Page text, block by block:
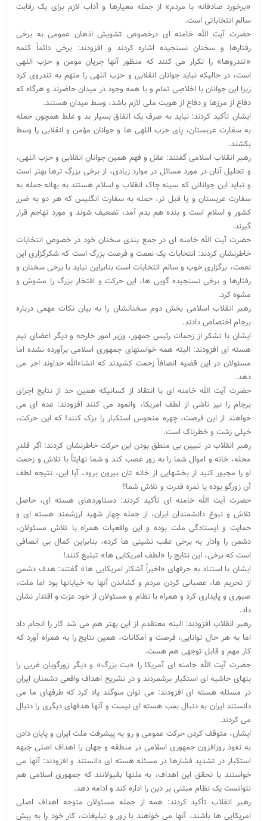
«برخورد صادقانه با مردم» از جمله معیارها و آداب لازم برای یک رقابت
سالم انتخاباتی است.
حضرت آیت الله خامنه ای درخصوص تشویش اذهان عمومی به برخی
رفتارها و سخنان نسنجیده اشاره کردند و افزودند: برخی دائماً کلمه
«تندروها» را تکرار می کنند که منظور آنها جریان مومن و حزب اللهی
است، در حالیکه نباید جوانان انقلابی و حزب اللهی را متهم به تندروی کرد
زیرا این جوانان با اخلاصِی تمام و با همه وجود در میدان حاضرند و هرگاه که
دفاع از مرزها و دفاع از هویت ملی لازم باشد، وسط میدان هستند.
ایشان تأکید کردند: نباید به صرف یک اتفاق بسیار بد و غلط همچون حمله
به سفارت عربستان، پای حزب اللهی ها و جوانان مؤمن و انقلابی را وسط
بکشند.
رهبر انقلاب اسلامی گفتند: عقل و فهم همین جوانان انقلابی و حزب اللهی،
و تحلیل آنان در مورد مسائل در موارد زیادی، از برخی بزرگ ترها بهتر است
و نباید این جوانانی که سینه چاک انقلاب و اسلام هستند به بهانه حمله به
سفارت عربستان و یا قبل تر، حمله به سفارت انگلیس که هر دو به ضرر
کشور و اسلام است و بنده هم بدم آمد، تضعیف شوند و مورد تهاجم قرار
گیرند.
حضرت آیت الله خامنه ای در جمع بندی سخنان خود در خصوص انتخابات
خاطرنشان کردند: انتخابات یک نعمت و فرصت بزرگ است که شکرگزاری این
نعمت، برگزاری خوب و سالم انتخابات است بنابراین نباید با برخی سخنان و
رفتارها و برخی نسنجیده گویی ها، این حرکت و افتخار بزرگ را مشوش و
مشوه کرد.
رهبر انقلاب اسلامی بخش دوم سخنانشان را به بیان نکات مهمی درباره
برجام اختصاص دادند.
ایشان با تشکر از زحمات رئیس جمهور، وزیر امور خارجه و دیگر اعضای تیم
هسته ای افزودند: البته همه خواستهای جمهوری اسلامی برآورده نشده اما
مسئولان در این قضیه انصافاً زحمت کشیدند که انشاءالله خداوند اجر می
دهد.
حضرت آیت الله خامنه ای با انتقاد از کسانیکه همین حد از نتایج اجرای
برجام را نیز ناشی از لطف امریکا، وانمود می کنند افزودند: عده ای می
خواهند از این فرصت، چهره منحوس استکبار را بزک کنند! که این حرکت،
خیلی زشت و خطرناک است.
رهبر انقلاب در تبیین بی منطق بودن این حرکت خاطرنشان کردند: اگر قلدرِ
محله، خانه و اموال شما را به زور غصب کند و شما نهایتاً با تلاش و زحمت
او را مجبور کنید از بخشهایی از خانه تان بیرون برود، آیا این، نتیجه لطف
آن زورگو بوده یا ثمره قدرت و تلاش شما؟
حضرت آیت الله خامنه ای تأکید کردند: دستاوردهای هسته ای، حاصل
تلاش و نبوغ دانشمندان ایران، از جمله چهار شهید ارزشمند هسته ای و
حمایت و ایستادگی ملت بوده و این واقعیات همراه با تلاش مسئولان،
دشمن را وادار به برخی عقب نشینی ها کرده، بنابراین کمال بی انصافی
است که برخی، این نتایج را «لطف امریکایی ها» تبلیغ کنند!
ایشان با استناد به حرفهای «اخیراً آشکار امریکایی ها» گفتند: هدف دشمن
از تحریم ها، عصبانی کردن مردم و کشاندن آنها به خیابانها بود اما ملت،
صبوری و پایداری کرد و همراه با نظام و مسئولان از خود عزت و اقتدار نشان
داد.
رهبر انقلاب افزودند: البته معتقدم از این بهتر هم می شد کار را انجام داد
اما به هر حال توانایی، فرصت و امکانات، همین نتایج را به همراه آورد که
کار مهم و قابل توجهی هم هست.
حضرت آیت الله خامنه ای آمریکا را «بت بزرگ» و دیگر زورگویان غربی را
بتهای حاشیه ای استکبار برشمردند و در تشریح اهداف واقعی دشمنان ایران
در مسئله هسته ای افزودند: می توان سوگند یاد کرد که طرفهای ما می
دانستند ایران به دنبال بمب هسته ای نیست و آنها هدفهای دیگری را دنبال
می کردند.
ایشان، متوقف کردن حرکت عمومی و رو به پیشرفت ملت ایران و پایان دادن
به نفوذ روزافزون جمهوری اسلامی در منطقه و جهان را اهداف اصلی جبهه
استکبار در تشدید فشارها در مسئله هسته ای دانستند و افزودند: آنها می
خواستند با تحقق این اهداف، به ملتها بقبولانند که جمهوری اسلامی هم
نتوانست یک نظام مبتنی بر دین را اداره کند و ادامه دهد.
رهبر انقلاب تأکید کردند: همه از جمله مسئولان متوجه اهداف اصلی
امریکایی ها باشند، آنها می خواهند با زور و تبلیغات، کار خود را به پیش